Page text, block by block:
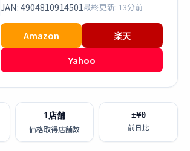
JAN: 4904810914501最終更新: 13分前
Amazon
楽天
Yahoo
1店舗
価格取得店舗数
±¥0
前日比